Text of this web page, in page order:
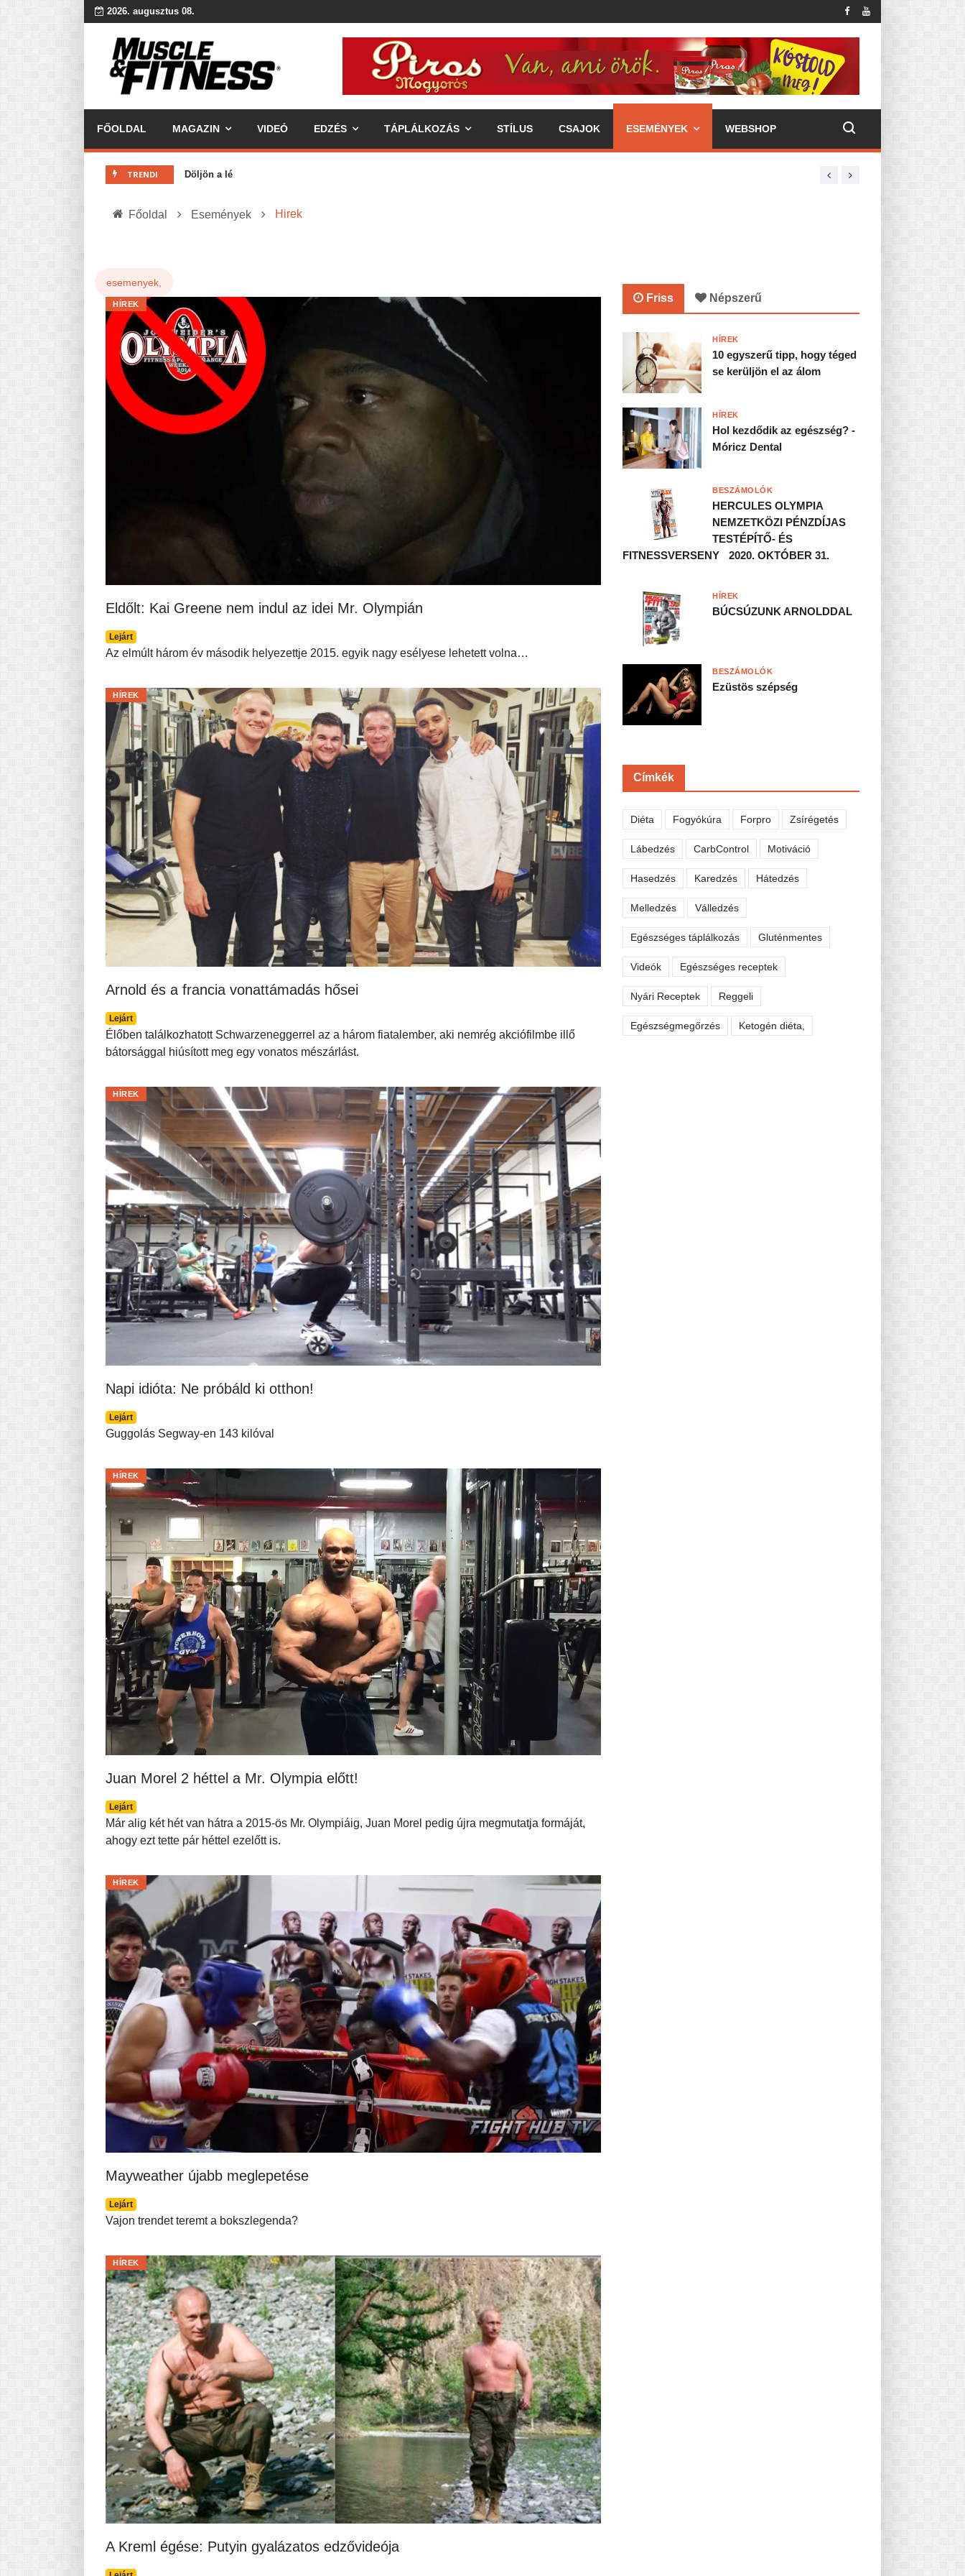
2026. augusztus 08.
FŐOLDAL MAGAZIN VIDEÓ EDZÉS TÁPLÁLKOZÁS STÍLUS CSAJOK ESEMÉNYEK WEBSHOP
TRENDI
Döljön a lé
Jó kaják vs. Rossz kaják?
Köredzés csak haladóknak! - Célkereszben a váll
A ZABKÁSA TÖRTÉNETE – és az annak fogyasztásával járó előnyök
Pasta-túra - avagy A TÉSZTA TÖRTÉNETE
MINDENNAPI KENYERÜNK
A karácsonyról dióhéjban
Főoldal Események Hirek
esemenyek,
Eldőlt: Kai Greene nem indul az idei Mr. Olympián
Lejárt
HÍREK
Az elmúlt három év második helyezettje 2015. egyik nagy esélyese lehetett volna…
Arnold és a francia vonattámadás hősei
Lejárt
HÍREK
Élőben találkozhatott Schwarzeneggerrel az a három fiatalember, aki nemrég akciófilmbe illő
bátorsággal hiúsított meg egy vonatos mészárlást.
Napi idióta: Ne próbáld ki otthon!
Lejárt
HÍREK
Guggolás Segway-en 143 kilóval
Juan Morel 2 héttel a Mr. Olympia előtt!
Lejárt
HÍREK
Már alig két hét van hátra a 2015-ös Mr. Olympiáig, Juan Morel pedig újra megmutatja formáját,
ahogy ezt tette pár héttel ezelőtt is.
Mayweather újabb meglepetése
Lejárt
HÍREK
Vajon trendet teremt a bokszlegenda?
A Kreml égése: Putyin gyalázatos edzővideója
HÍREK
Friss Népszerű
10 egyszerű tipp, hogy téged
se kerüljön el az álom
HÍREK
Hol kezdődik az egészség? -
Móricz Dental
HÍREK
HERCULES OLYMPIA
NEMZETKÖZI PÉNZDÍJAS
TESTÉPÍTŐ- ÉS
FITNESSVERSENY 2020. OKTÓBER 31.
BESZÁMOLÓK
BÚCSÚZUNK ARNOLDDAL
HÍREK
Ezüstös szépség
BESZÁMOLÓK
Címkék
Diéta Fogyókúra Forpro Zsírégetés
Lábedzés CarbControl Motiváció
Hasedzés Karedzés Hátedzés
Melledzés Válledzés
Egészséges táplálkozás Gluténmentes
Videók Egészséges receptek
Nyári Receptek Reggeli
Egészségmegőrzés Ketogén diéta,